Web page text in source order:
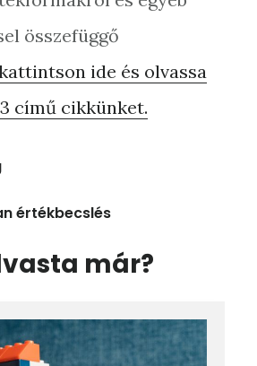
összefüggő
ide és olvassa
című cikkünket.
értékbecslés
már?